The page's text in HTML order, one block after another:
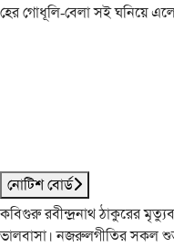
হের গোধূলি-বেলা সই ঘনিয়ে
নোটিশ বোর্ড
কবিগুরু রবীন্দ্রনাথ ঠাকুরের
ভালবাসা। নজরুলগীতির সকল